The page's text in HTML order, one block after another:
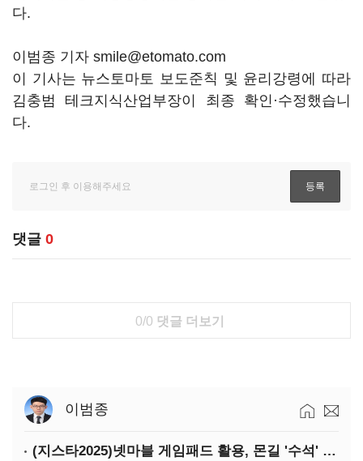
다.
이범종 기자 smile@etomato.com
이 기사는 뉴스토마토 보도준칙 및 윤리강령에 따라
김충범 테크지식산업부장이 최종 확인·수정했습니
다.
댓글 0
0/0 댓글 더보기
이범종
(지스타2025)넷마블 게임패드 활용, 몬길 '수석' 7대죄 '차석'